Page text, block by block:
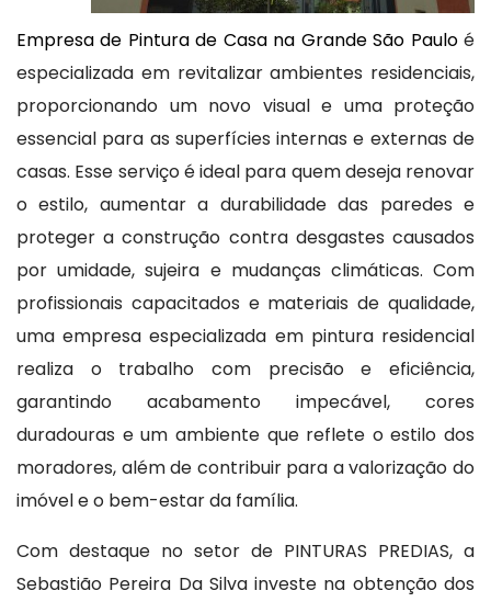
Empresa de Pintura de Casa na Grande São Paulo é
especializada em revitalizar ambientes residenciais,
proporcionando um novo visual e uma proteção
essencial para as superfícies internas e externas de
casas. Esse serviço é ideal para quem deseja renovar
o estilo, aumentar a durabilidade das paredes e
proteger a construção contra desgastes causados
por umidade, sujeira e mudanças climáticas. Com
profissionais capacitados e materiais de qualidade,
uma empresa especializada em pintura residencial
realiza o trabalho com precisão e eficiência,
garantindo acabamento impecável, cores
duradouras e um ambiente que reflete o estilo dos
moradores, além de contribuir para a valorização do
imóvel e o bem-estar da família.
Com destaque no setor de PINTURAS PREDIAS, a
Sebastião Pereira Da Silva investe na obtenção dos